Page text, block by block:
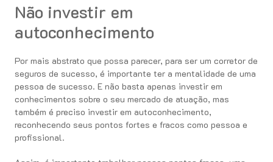
Não investir em
autoconhecimento
Por mais abstrato que possa parecer, para ser um corretor de
seguros de sucesso, é importante ter a mentalidade de uma
pessoa de sucesso. E não basta apenas investir em
conhecimentos sobre o seu mercado de atuação, mas
também é preciso investir em autoconhecimento,
reconhecendo seus pontos fortes e fracos como pessoa e
profissional.